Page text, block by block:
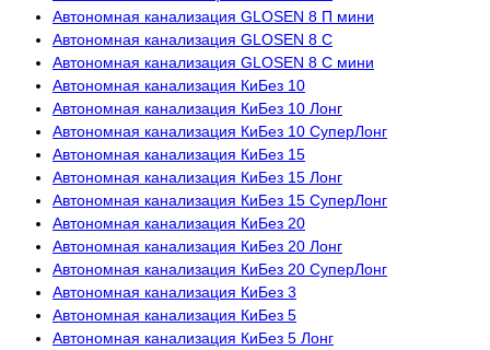
Автономная канализация GLOSEN 8 П мини
Автономная канализация GLOSEN 8 С
Автономная канализация GLOSEN 8 С мини
Автономная канализация КиБез 10
Автономная канализация КиБез 10 Лонг
Автономная канализация КиБез 10 СуперЛонг
Автономная канализация КиБез 15
Автономная канализация КиБез 15 Лонг
Автономная канализация КиБез 15 СуперЛонг
Автономная канализация КиБез 20
Автономная канализация КиБез 20 Лонг
Автономная канализация КиБез 20 СуперЛонг
Автономная канализация КиБез 3
Автономная канализация КиБез 5
Автономная канализация КиБез 5 Лонг